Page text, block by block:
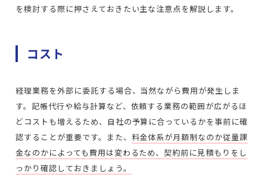
を検討する際に押さえておきたい主な注意点を解説します。
コスト
経理業務を外部に委託する場合、当然ながら費用が発生しま
す。記帳代行や給与計算など、依頼する業務の範囲が広がるほ
どコストも増えるため、自社の予算に合っているかを事前に確
認することが重要です。また、 料金体系が月額制なのか従量課
金なのかによっても費用は変わるため、契約前に見積もりをし
っかり確認しておきましょう。